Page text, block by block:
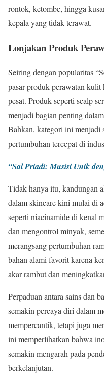
rontok, ketombe, hingga
kepala yang tidak terawat.
Lonjakan Produk
Seiring dengan popularitas
pasar produk perawatan
pesat. Produk seperti scalp
menjadi bagian penting
Bahkan, kategori ini menjadi
pertumbuhan tercepat di
“Sal Priadi: Musisi Unik
Tidak hanya itu, kandungan
dalam skincare kini mulai di
seperti niacinamide di kenal
dan mengontrol minyak,
merangsang pertumbuhan
bahan alami favorit karena
akar rambut dan
Perpaduan antara sains dan
semakin percaya diri dalam
mempercantik, tetapi juga
ini memperlihatkan bahwa
semakin mengarah pada
berkelanjutan.